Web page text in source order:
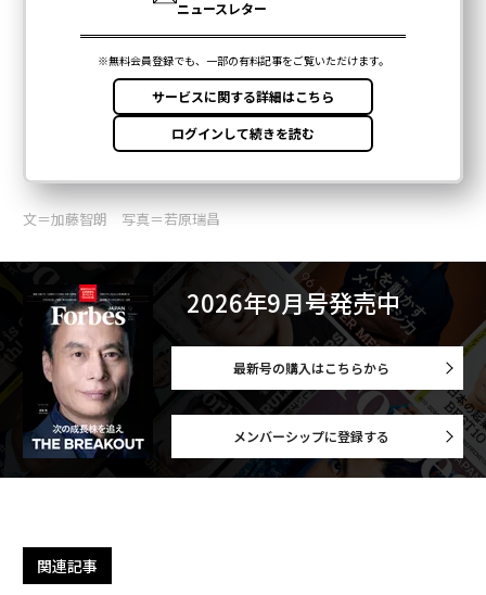
文＝加藤智朗 写真＝若原瑞昌
2026年9月号発売中
最新号の購入はこちらから
メンバーシップに登録する
関連記事